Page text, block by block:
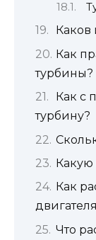
Каков
Как
турбины?
Как с
турбину?
Какую
Как
Что